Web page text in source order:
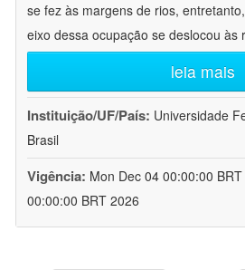
se fez às margens de rios,
eixo dessa ocupação se deslocou às
leia mais
Instituição/UF/País: Universidade
Brasil
Vigência: Mon Dec 04 00:00:00
00:00:00 BRT 2026